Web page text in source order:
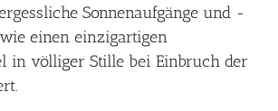
Sonnenaufgänge und -
einen einzigartigen
in völliger Stille bei Einbruch der